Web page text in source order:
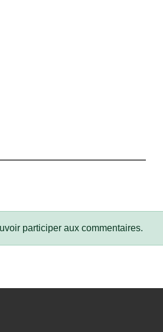
participer aux commentaires.